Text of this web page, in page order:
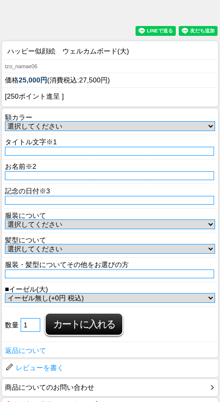
ハッピー似顔絵 ウェルカムボード(大)
tzo_namae06
価格25,000円(消費税込:27,500円)
[250ポイント進呈 ]
額カラー
タイトル文字※1
お名前※2
記念の日付※3
服装について
髪型について
服装・髪型についてその他をお選びの方
■イーゼル(大)
数量
返品について
レビューを書く
商品についてのお問い合わせ